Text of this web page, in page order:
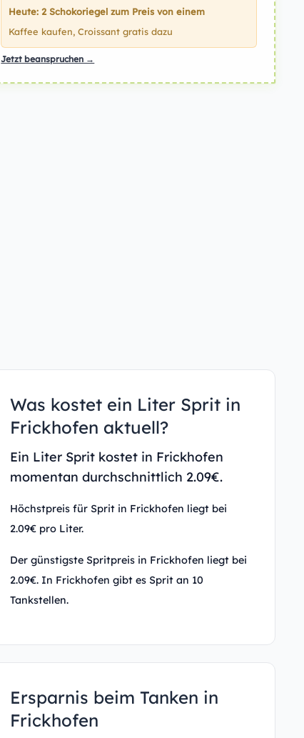
Heute: 2 Schokoriegel zum Preis von einem
Kaffee kaufen, Croissant gratis dazu
Jetzt beanspruchen →
Was kostet ein Liter Sprit in
Frickhofen aktuell?
Ein Liter Sprit kostet in Frickhofen
momentan durchschnittlich 2.09€.
Höchstpreis für Sprit in Frickhofen liegt bei
2.09€ pro Liter.
Der günstigste Spritpreis in Frickhofen liegt bei
2.09€. In Frickhofen gibt es Sprit an 10
Tankstellen.
Ersparnis beim Tanken in
Frickhofen